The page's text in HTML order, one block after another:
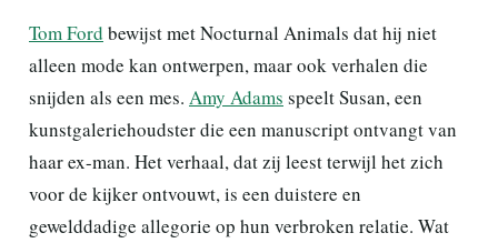
Tom Ford bewijst met Nocturnal Animals dat hij niet
alleen mode kan ontwerpen, maar ook verhalen die
snijden als een mes. Amy Adams speelt Susan, een
kunstgaleriehoudster die een manuscript ontvangt van
haar ex-man. Het verhaal, dat zij leest terwijl het zich
voor de kijker ontvouwt, is een duistere en
gewelddadige allegorie op hun verbroken relatie. Wat